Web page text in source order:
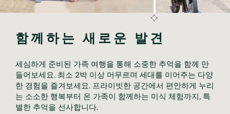
함께하는 새로운 발견
세심하게 준비된 가족 여행을 통해 소중한 추억을 함께 만
들어보세요. 최소 2박 이상 머무르며 세대를 이어주는 다양
한 경험을 즐겨보세요. 프라이빗한 공간에서 편안하게 누리
는 소소한 행복부터 온 가족이 함께하는 미식 체험까지, 특
별한 추억을 선사합니다.